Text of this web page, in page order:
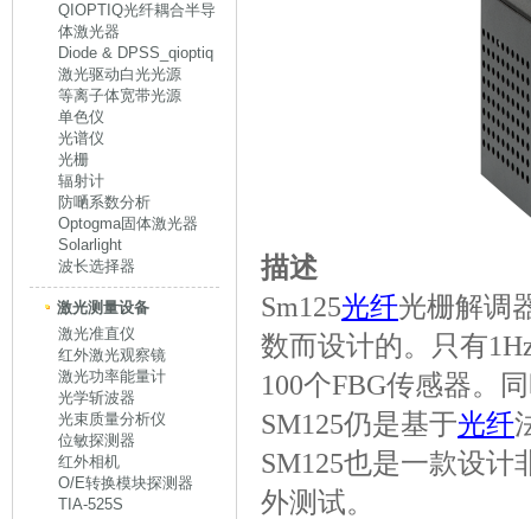
QIOPTIQ光纤耦合半导
体激光器
Diode & DPSS_qioptiq
激光驱动白光光源
等离子体宽带光源
单色仪
光谱仪
光栅
辐射计
防嗮系数分析
Optogma固体激光器
Solarlight
波长选择器
激光测量设备
激光准直仪
红外激光观察镜
激光功率能量计
光学斩波器
光束质量分析仪
位敏探测器
红外相机
O/E转换模块探测器
TIA-525S
描述
Sm125光纤光栅解调
数而设计的。只有
100个FBG传感器。
SM125仍是基于光纤
SM125也是一款设
外测试。